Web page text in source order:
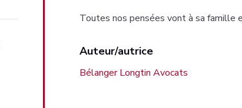
Toutes nos pensées vont à sa famille
Auteur/autrice
Bélanger Longtin Avocats